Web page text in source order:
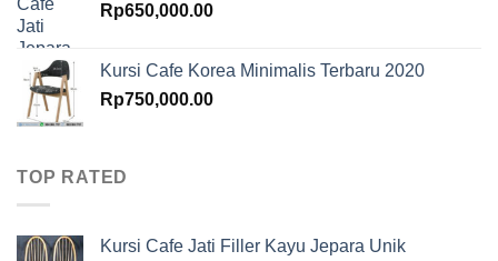
Rp650,000.00
Kursi Cafe Korea Minimalis Terbaru 2020
Rp750,000.00
TOP RATED
Kursi Cafe Jati Filler Kayu Jepara Unik